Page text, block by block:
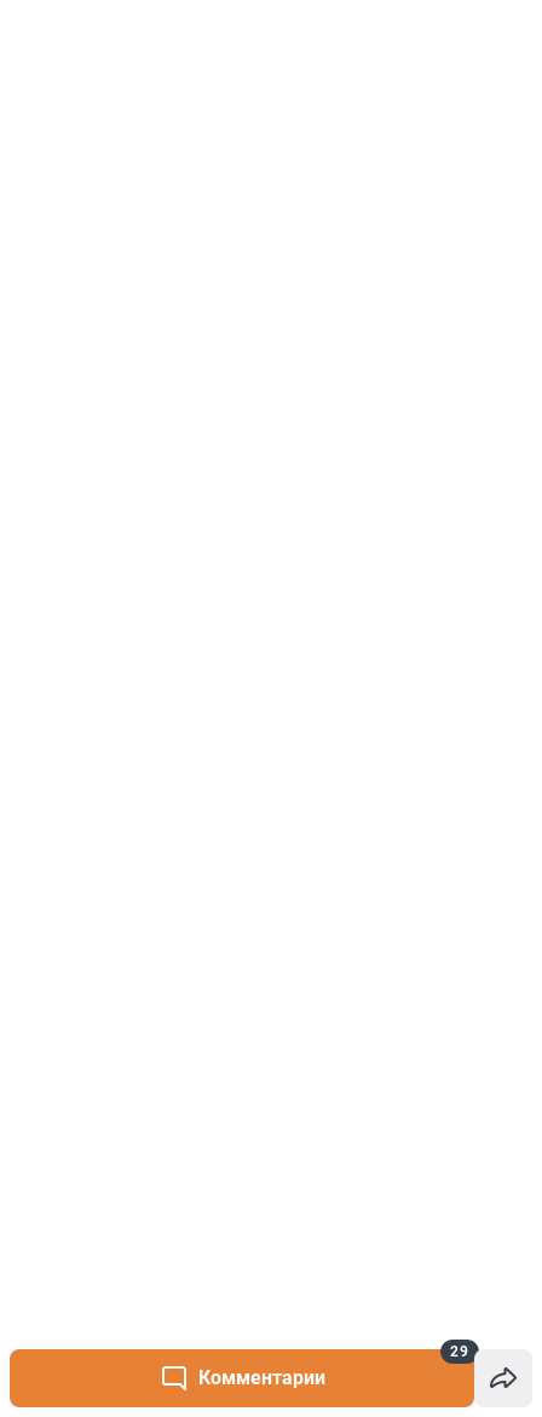
Комментарии
29